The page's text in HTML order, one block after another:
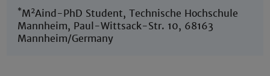
*M2Aind-PhD Student, Technische Hochschule
Mannheim, Paul-Wittsack-Str. 10, 68163
Mannheim/Germany